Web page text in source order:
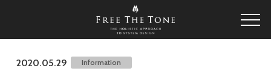
2020.05.29 Information